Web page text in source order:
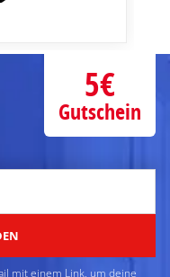
mit einem Link, um deine
5€
Gutschein